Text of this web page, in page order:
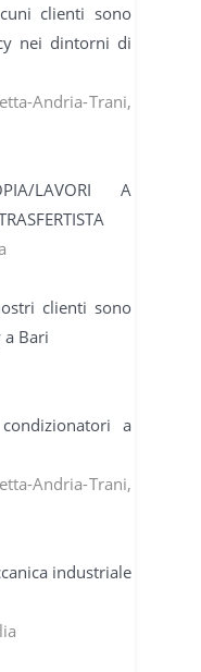
clienti sono
nei dintorni di
Andria-Trani,
LAVORI A
clienti sono
a Bari
a
Andria-Trani,
industriale